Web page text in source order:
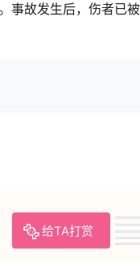
故发生后，伤者已
给TA打赏